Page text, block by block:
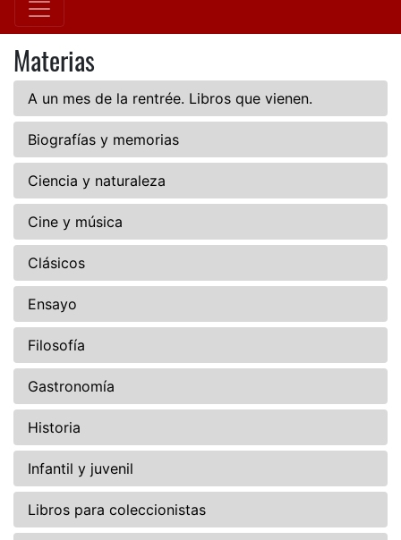
Materias
A un mes de la rentrée. Libros que vienen.
Biografías y memorias
Ciencia y naturaleza
Cine y música
Clásicos
Ensayo
Filosofía
Gastronomía
Historia
Infantil y juvenil
Libros para coleccionistas